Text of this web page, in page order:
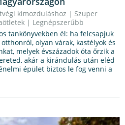
kimozduláshoz | Szuper
| Legnépszerűbb
tankönyvekben él: ha felcsapjuk
olyan várak, kastélyok és
melyek évszázadok óta őrzik a
akár a kirándulás után eléd
épület biztos le fog venni a